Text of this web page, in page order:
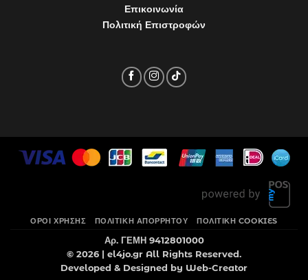
Επικοινωνία
Πολιτική Επιστροφών
ΌΡΟΙ ΧΡΉΣΗΣ ΠΟΛΙΤΙΚΉ ΑΠΟΡΡΉΤΟΥ ΠΟΛΙΤΙΚΉ COOKIES
Αρ. ΓΕΜΗ 9412801000
© 2026 | el4jo.gr All Rights Reserved.
Developed & Designed by Web-Creator